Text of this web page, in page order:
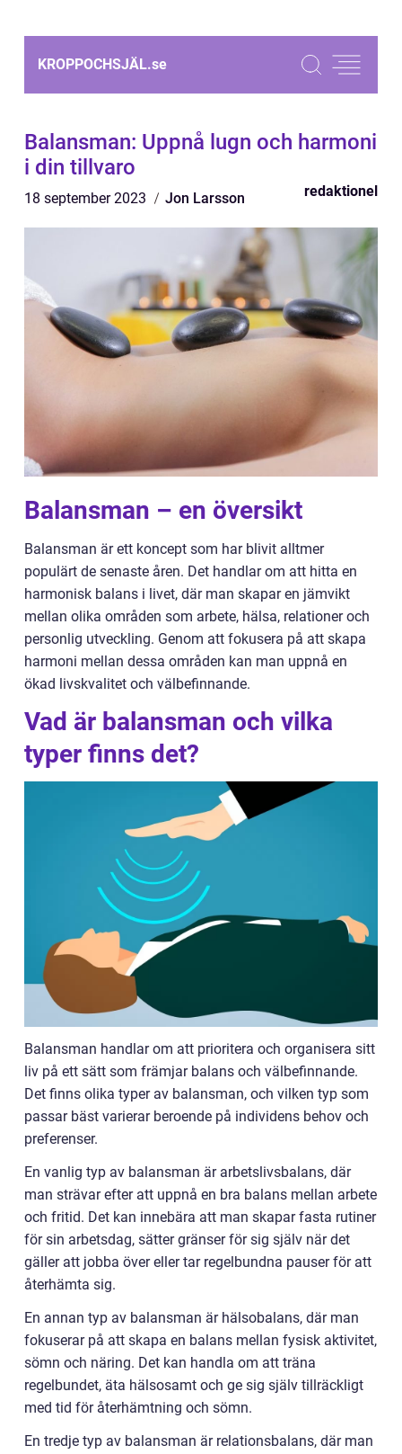
KROPPOCHSJÄL.se
Balansman: Uppnå lugn och harmoni
i din tillvaro
18 september 2023 Jon Larsson redaktionel
Balansman – en översikt
Balansman är ett koncept som har blivit alltmer
populärt de senaste åren. Det handlar om att hitta en
harmonisk balans i livet, där man skapar en jämvikt
mellan olika områden som arbete, hälsa, relationer och
personlig utveckling. Genom att fokusera på att skapa
harmoni mellan dessa områden kan man uppnå en
ökad livskvalitet och välbefinnande.
Vad är balansman och vilka
typer finns det?
Balansman handlar om att prioritera och organisera sitt
liv på ett sätt som främjar balans och välbefinnande.
Det finns olika typer av balansman, och vilken typ som
passar bäst varierar beroende på individens behov och
preferenser.
En vanlig typ av balansman är arbetslivsbalans, där
man strävar efter att uppnå en bra balans mellan arbete
och fritid. Det kan innebära att man skapar fasta rutiner
för sin arbetsdag, sätter gränser för sig själv när det
gäller att jobba över eller tar regelbundna pauser för att
återhämta sig.
En annan typ av balansman är hälsobalans, där man
fokuserar på att skapa en balans mellan fysisk aktivitet,
sömn och näring. Det kan handla om att träna
regelbundet, äta hälsosamt och ge sig själv tillräckligt
med tid för återhämtning och sömn.
En tredje typ av balansman är relationsbalans, där man